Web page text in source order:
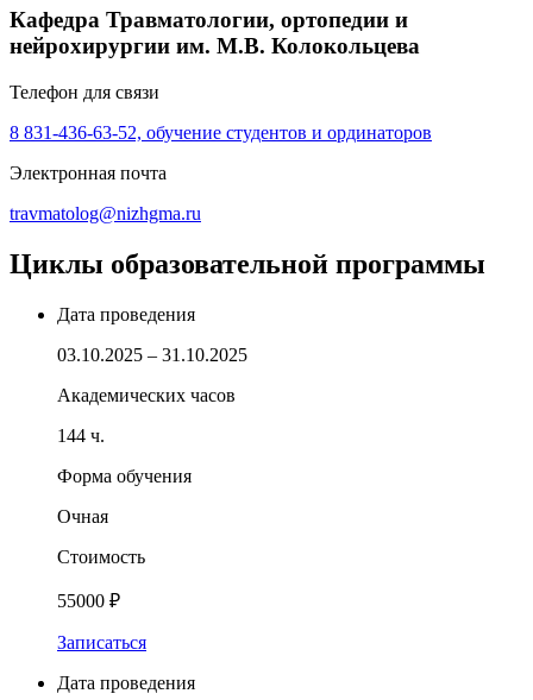
Кафедра Травматологии, ортопедии и
нейрохирургии им. М.В. Колокольцева
Телефон для связи
8 831-436-63-52, обучение студентов и ординаторов
Электронная почта
travmatolog@nizhgma.ru
Циклы образовательной программы
Дата проведения
03.10.2025 – 31.10.2025
Академических часов
144 ч.
Форма обучения
Очная
Стоимость
55000 ₽
Записаться
Дата проведения